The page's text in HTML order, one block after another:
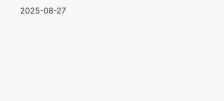
2025-08-27